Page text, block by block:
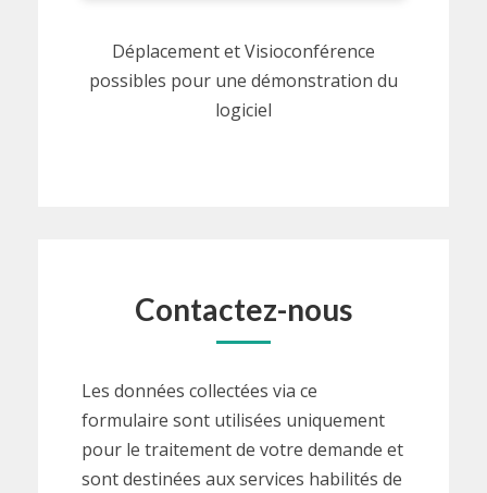
Déplacement et Visioconférence
possibles pour une démonstration du
logiciel
Contactez-nous
Les données collectées via ce
formulaire sont utilisées uniquement
pour le traitement de votre demande et
sont destinées aux services habilités de